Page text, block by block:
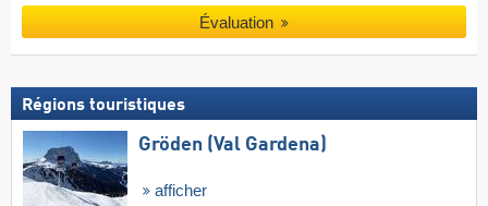
Évaluation
Régions touristiques
Gröden (Val Gardena)
afficher